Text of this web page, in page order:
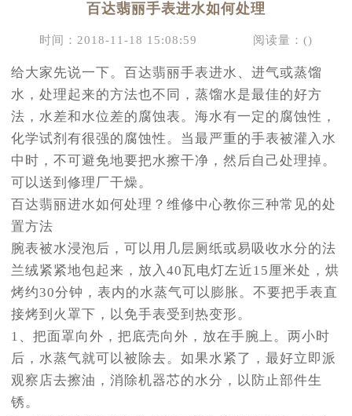
百达翡丽手表进水如何处理
时间：2018-11-18 15:08:59 阅读量：()
给大家先说一下。百达翡丽手表进水、进气或蒸馏
水，处理起来的方法也不同，蒸馏水是最佳的好方
法，水差和水位差的腐蚀表。海水有一定的腐蚀性，
化学试剂有很强的腐蚀性。当最严重的手表被灌入水
中时，不可避免地要把水擦干净，然后自己处理掉。
可以送到修理厂干燥。
百达翡丽进水如何处理？维修中心教你三种常见的处
置方法
腕表被水浸泡后，可以用几层厕纸或易吸收水分的法
兰绒紧紧地包起来，放入40瓦电灯左近15厘米处，烘
烤约30分钟，表内的水蒸气可以膨胀。不要把手表直
接烤到火罩下，以免手表受到热变形。
1、把面罩向外，把底壳向外，放在手腕上。两小时
后，水蒸气就可以被除去。如果水紧了，最好立即派
观察店去擦油，消除机器芯的水分，以防止部件生
锈。